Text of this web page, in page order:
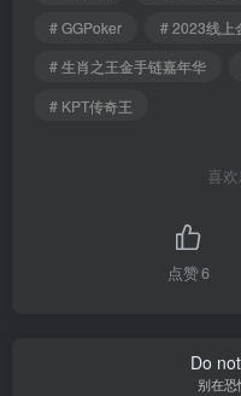
# GGPoker
# 2023线上
# 生肖之王金手链嘉年华
# KPT传奇王
喜
点赞6
Do
别在恐